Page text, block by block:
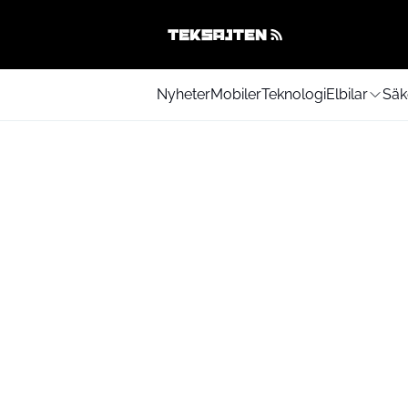
NyheterMobilerTeknologiElbilar